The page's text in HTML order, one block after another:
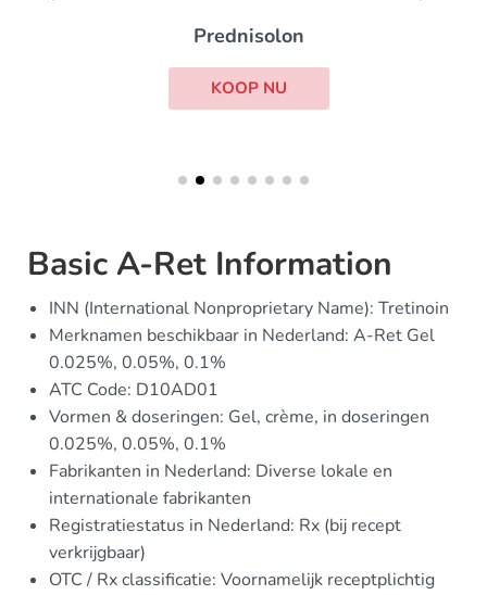
Prednisolon
KOOP NU
Basic A-Ret Information
INN (International Nonproprietary Name): Tretinoin
Merknamen beschikbaar in Nederland: A-Ret Gel
0.025%, 0.05%, 0.1%
ATC Code: D10AD01
Vormen & doseringen: Gel, crème, in doseringen
0.025%, 0.05%, 0.1%
Fabrikanten in Nederland: Diverse lokale en
internationale fabrikanten
Registratiestatus in Nederland: Rx (bij recept
verkrijgbaar)
OTC / Rx classificatie: Voornamelijk receptplichtig